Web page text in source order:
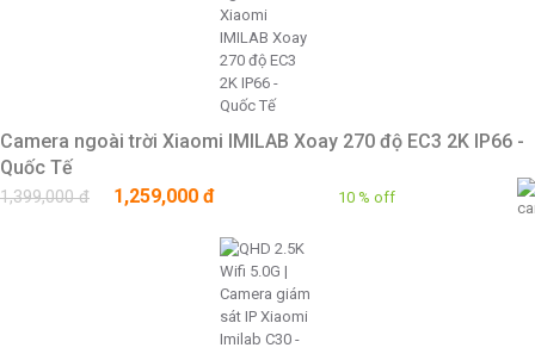
Camera ngoài trời Xiaomi IMILAB Xoay 270 độ EC3 2K IP66 -
Quốc Tế
1,399,000 đ 1,259,000 đ 10 % off